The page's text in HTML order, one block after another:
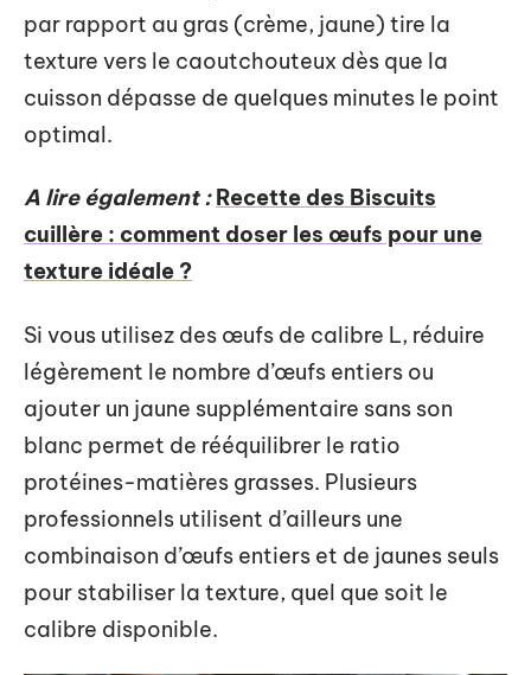
par rapport au gras (crème, jaune) tire la
texture vers le caoutchouteux dès que la
cuisson dépasse de quelques minutes le point
optimal.
A lire également : Recette des Biscuits
cuillère : comment doser les œufs pour une
texture idéale ?
Si vous utilisez des œufs de calibre L, réduire
légèrement le nombre d’œufs entiers ou
ajouter un jaune supplémentaire sans son
blanc permet de rééquilibrer le ratio
protéines-matières grasses. Plusieurs
professionnels utilisent d’ailleurs une
combinaison d’œufs entiers et de jaunes seuls
pour stabiliser la texture, quel que soit le
calibre disponible.